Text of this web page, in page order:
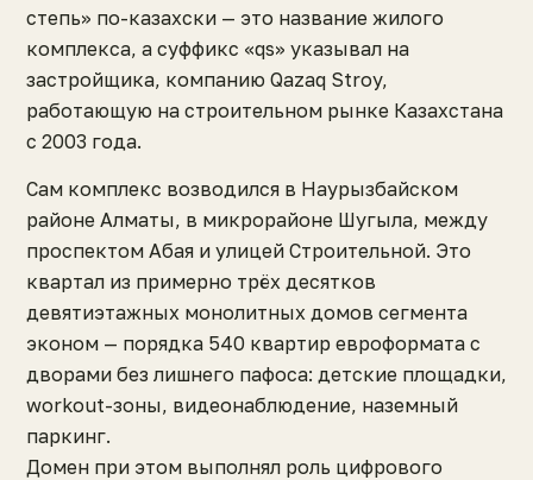
степь» по-казахски — это название жилого
комплекса, а суффикс «qs» указывал на
застройщика, компанию Qazaq Stroy,
работающую на строительном рынке Казахстана
с 2003 года.
Сам комплекс возводился в Наурызбайском
районе Алматы, в микрорайоне Шугыла, между
проспектом Абая и улицей Строительной. Это
квартал из примерно трёх десятков
девятиэтажных монолитных домов сегмента
эконом — порядка 540 квартир евроформата с
дворами без лишнего пафоса: детские площадки,
workout-зоны, видеонаблюдение, наземный
паркинг.
Домен при этом выполнял роль цифрового